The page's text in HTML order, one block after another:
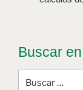
Buscar